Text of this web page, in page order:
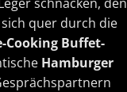
quer durch die
Cooking Buffet-
Hamburger